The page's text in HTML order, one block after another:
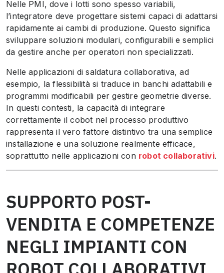
Nelle PMI, dove i lotti sono spesso variabili,
l’integratore deve progettare sistemi capaci di adattarsi
rapidamente ai cambi di produzione. Questo significa
sviluppare soluzioni modulari, configurabili e semplici
da gestire anche per operatori non specializzati.
Nelle applicazioni di saldatura collaborativa, ad
esempio, la flessibilità si traduce in banchi adattabili e
programmi modificabili per gestire geometrie diverse.
In questi contesti, la capacità di integrare
correttamente il cobot nel processo produttivo
rappresenta il vero fattore distintivo tra una semplice
installazione e una soluzione realmente efficace,
soprattutto nelle applicazioni con robot collaborativi.
SUPPORTO POST-
VENDITA E COMPETENZE
NEGLI IMPIANTI CON